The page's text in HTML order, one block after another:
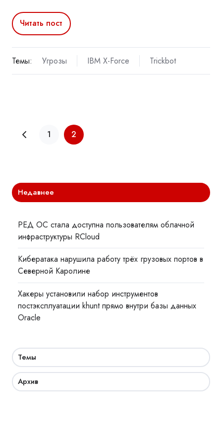
Читать пост
Темы: Угрозы IBM X-Force Trickbot
1 2
Недавнее
РЕД ОС стала доступна пользователям облачной
инфраструктуры RCloud
Кибератака нарушила работу трёх грузовых портов в
Северной Каролине
Хакеры установили набор инструментов
постэксплуатации khunt прямо внутри базы данных
Oracle
Темы
Архив